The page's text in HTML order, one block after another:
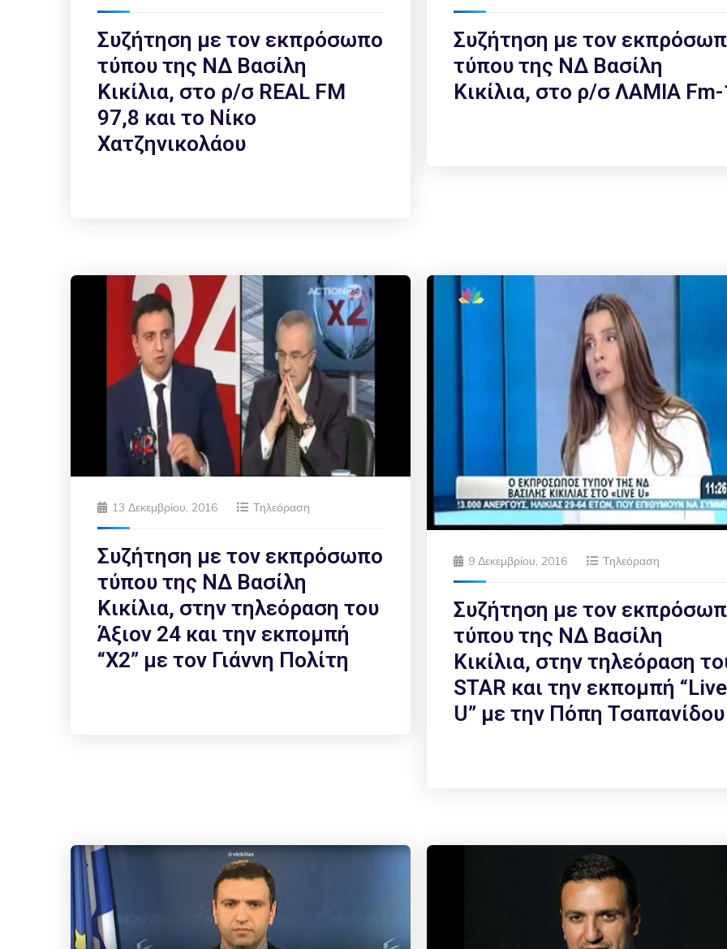
Συζήτηση με τον εκπρόσωπο
τύπου της ΝΔ Βασίλη
Κικίλια, στο ρ/σ REAL FM
97,8 και το Νίκο
Χατζηνικολάου
Συζήτηση με τον
τύπου της ΝΔ Βασίλη
Κικίλια, στο ρ/σ ΛΑΜΙΑ
13 Δεκεμβρίου, 2016 Τηλεόραση
Συζήτηση με τον εκπρόσωπο
τύπου της ΝΔ Βασίλη
Κικίλια, στην τηλεόραση του
Άξιον 24 και την εκπομπή
“Χ2” με τον Γιάννη Πολίτη
9 Δεκεμβρίου, 2016 Τηλεόραση
Συζήτηση με τον
τύπου της ΝΔ Βασίλη
Κικίλια, στην τηλεόραση
STAR και την εκπομπή “Live
U” με την Πόπη Τσαπανίδου